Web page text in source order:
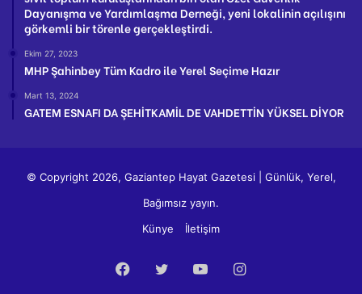
Dayanışma ve Yardımlaşma Derneği, yeni lokalinin açılışını
görkemli bir törenle gerçekleştirdi.
Ekim 27, 2023
MHP Şahinbey Tüm Kadro ile Yerel Seçime Hazır
Mart 13, 2024
GATEM ESNAFI DA ŞEHİTKAMİL DE VAHDETTİN YÜKSEL DİYOR
© Copyright 2026, Gaziantep Hayat Gazetesi | Günlük, Yerel,
Bağımsız yayın.
Künye
İletişim
Facebook
TwitterYouTubeInstagram